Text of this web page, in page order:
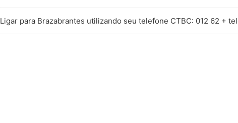
Ligar para Brazabrantes utilizando seu telefone CTBC: 012 62 +